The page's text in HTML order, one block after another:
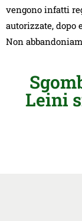
vengono infatti
autorizzate, dopo
Non
Leini